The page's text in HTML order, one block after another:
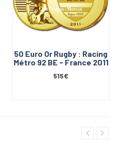
50 Euro Or Rugby : Racing
Métro 92 BE - France 2011
515€